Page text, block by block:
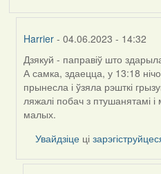
Harrier - 04.06.2023 - 14:32
In
reply
to
by
Lighty
Дзякуй - паправіў што
А самка, здаецца, у 13:18
прынесла і ўзяла рэшткі
ляжалі побач з птушанятамі і
малых.
Увайдзіце ці